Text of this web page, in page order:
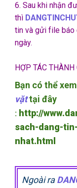
6. Sau khi nhận
thì
tin và gửi file báo
ngày.
HỢP TÁC THÀNH
Bạn có thể
vặttại đây
: http://
sach-dang-
nhat.html
Ngoài ra